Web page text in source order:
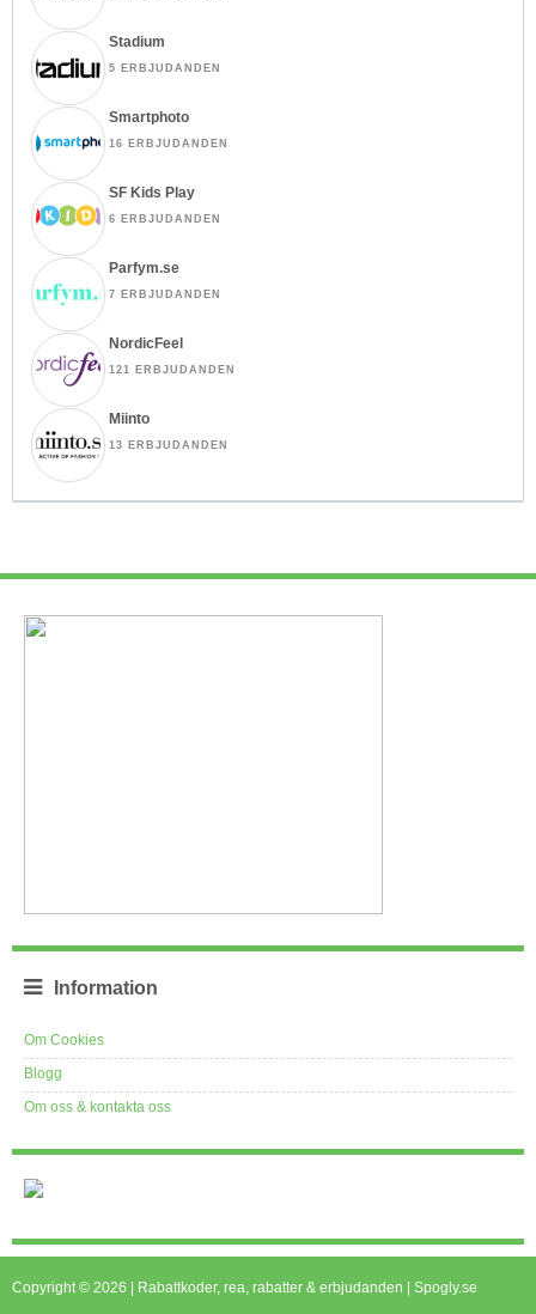
Stadium
5 ERBJUDANDEN
Smartphoto
16 ERBJUDANDEN
SF Kids Play
6 ERBJUDANDEN
Parfym.se
7 ERBJUDANDEN
NordicFeel
121 ERBJUDANDEN
Miinto
13 ERBJUDANDEN
Information
Om Cookies
Blogg
Om oss & kontakta oss
Copyright © 2026 | Rabattkoder, rea, rabatter & erbjudanden | Spogly.se